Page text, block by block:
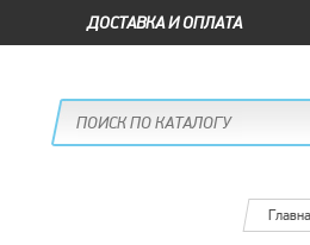
ДОСТАВКА И ОПЛАТА